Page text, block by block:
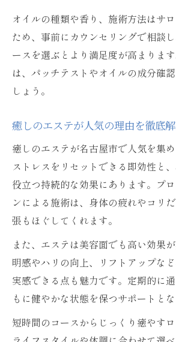
オイルの種類や香り、施術方法はサ
ため、事前にカウンセリングで相談
ースを選ぶとより満足度が高まりま
は、パッチテストやオイルの成分確
しょう。
癒しのエステが人気の理由を徹底
癒しのエステが名古屋市で人気を集
ストレスをリセットできる即効性と
役立つ持続的な効果にあります。プ
ンによる施術は、身体の疲れやコリ
張もほぐしてくれます。
また、エステは美容面でも高い効果
明感やハリの向上、リフトアップな
実感できる点も魅力です。定期的に
もに健やかな状態を保つサポートとな
短時間のコースからじっくり癒やすロ